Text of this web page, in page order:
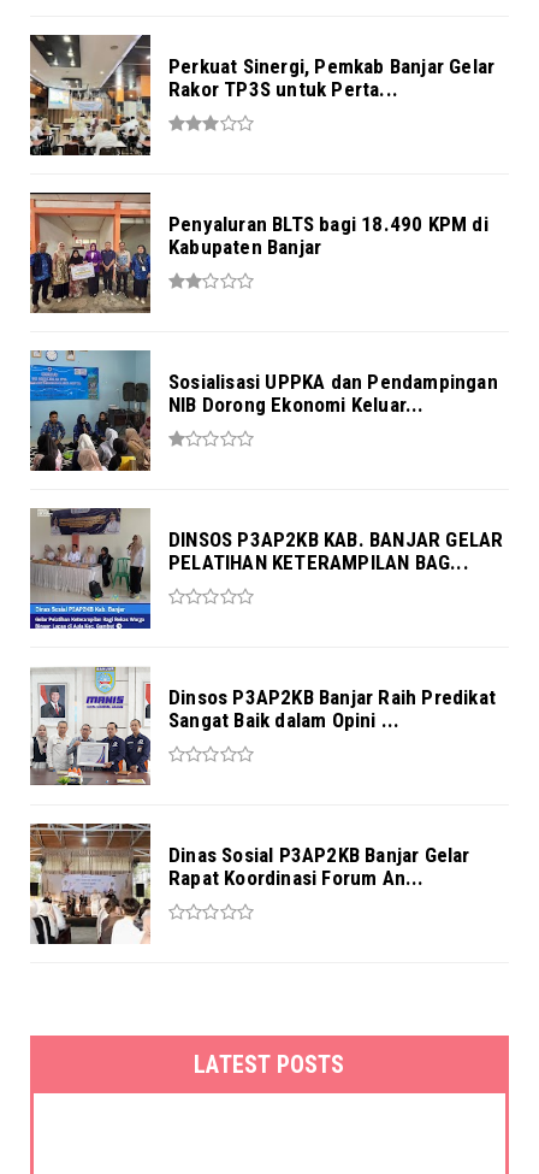
Perkuat Sinergi, Pemkab Banjar Gelar
Rakor TP3S untuk Perta...
Penyaluran BLTS bagi 18.490 KPM di
Kabupaten Banjar
Sosialisasi UPPKA dan Pendampingan
NIB Dorong Ekonomi Keluar...
DINSOS P3AP2KB KAB. BANJAR GELAR
PELATIHAN KETERAMPILAN BAG...
Dinsos P3AP2KB Banjar Raih Predikat
Sangat Baik dalam Opini ...
Dinas Sosial P3AP2KB Banjar Gelar
Rapat Koordinasi Forum An...
LATEST POSTS